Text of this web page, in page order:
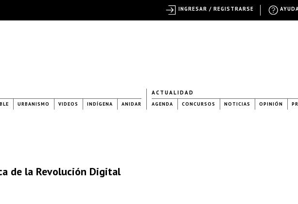
URBANISMO VIDEOS INDÍGENA ANIDAR
ACTUALIDAD
AGENDA CONCURSOS NOTICIAS OPINIÓN
de la Revolución Digital
INGRESAR / REGISTRARSE